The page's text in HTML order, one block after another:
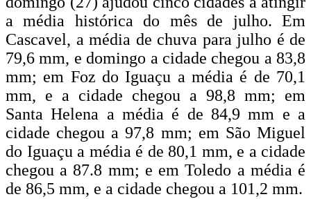
a média histórica do mês de julho. Em
Cascavel, a média de chuva para julho é de
79,6 mm, e domingo a cidade chegou a 83,8
mm; em Foz do Iguaçu a média é de 70,1
mm, e a cidade chegou a 98,8 mm; em
Santa Helena a média é de 84,9 mm e a
cidade chegou a 97,8 mm; em São Miguel
do Iguaçu a média é de 80,1 mm, e a cidade
chegou a 87.8 mm; e em Toledo a média é
de 86,5 mm, e a cidade chegou a 101,2 mm.